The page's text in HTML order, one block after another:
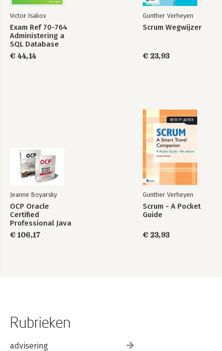
Victor Isakov
Exam Ref 70-764
Administering a
SQL Database
Infrastructure
€ 44,14
Gunther Verheyen
Scrum Wegwijzer
€ 23,93
Jeanne Boyarsky
OCP Oracle
Certified
Professional Java
SE 17 Developer
Certification Kit:
€ 106,17
Gunther Verheyen
Scrum - A Pocket
Guide
€ 23,93
Rubrieken
advisering